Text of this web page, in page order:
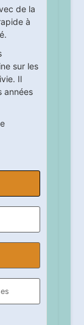
de la
à
sur les
Il
années